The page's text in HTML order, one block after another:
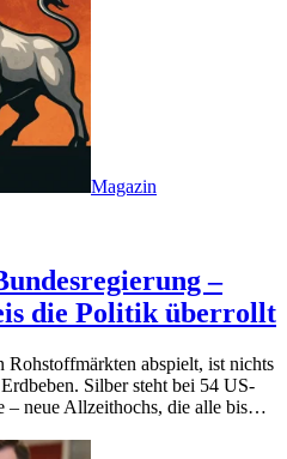
Magazin
–
die Politik überrollt
Rohstoffmärkten abspielt, ist nichts
Silber steht bei 54 US-
– neue Allzeithochs, die alle bis…